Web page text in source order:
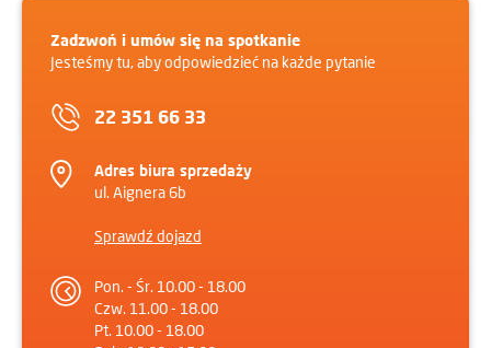
Zadzwoń i umów się na spotkanie
Jesteśmy tu, aby odpowiedzieć na każde pytanie
22 351 66 33
Adres biura sprzedaży
ul. Aignera 6b
Sprawdź dojazd
Pon. - Śr. 10.00 - 18.00
Czw. 11.00 - 18.00
Pt. 10.00 - 18.00